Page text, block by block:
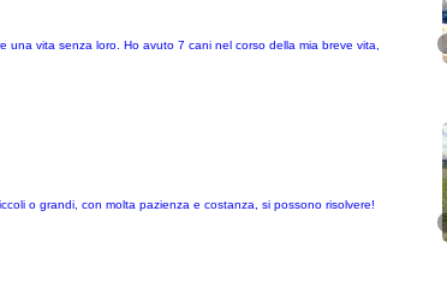
vita senza loro. Ho avuto 7 cani nel corso della mia breve vita,
o grandi, con molta pazienza e costanza, si possono risolvere!